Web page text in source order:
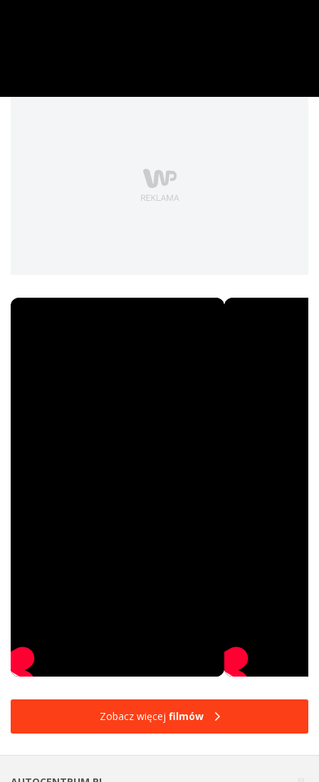
Zobacz więcej filmów